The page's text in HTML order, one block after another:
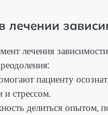
лечении
лечения
пациенту
стрессом.
делиться опытом,